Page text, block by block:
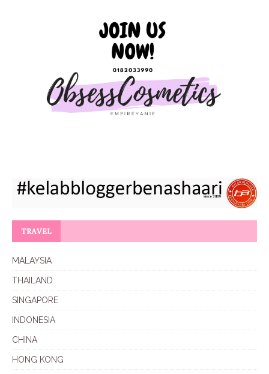
TRAVEL
MALAYSIA
THAILAND
SINGAPORE
INDONESIA
CHINA
HONG KONG